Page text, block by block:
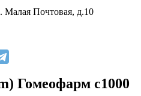
Малая Почтовая, д.10
Гомеофарм c1000